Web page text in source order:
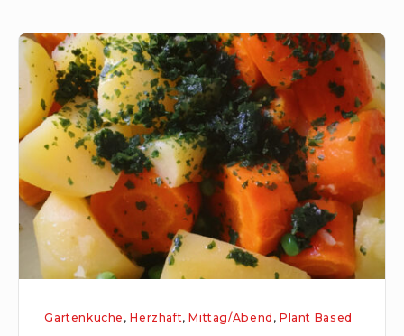
Kartoffel-
Möhren-
One-
Pot
Gartenküche ,Herzhaft,Mittag/Abend ,Plant Based